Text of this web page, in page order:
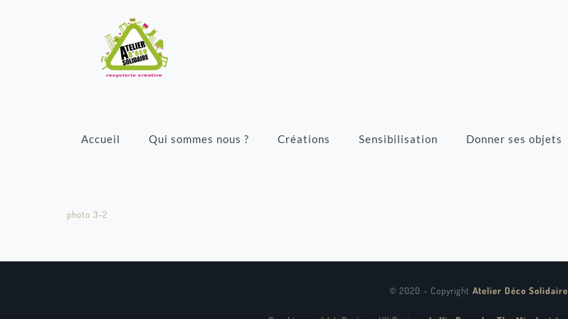
Accueil Qui sommes nous ? Créations Sensibilisation Donner ses objets
photo 3-2
© 2020 - Copyright Atelier Déco Solidaire